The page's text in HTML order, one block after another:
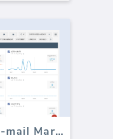
CampaignMonitor E-mail Marketing dashboard